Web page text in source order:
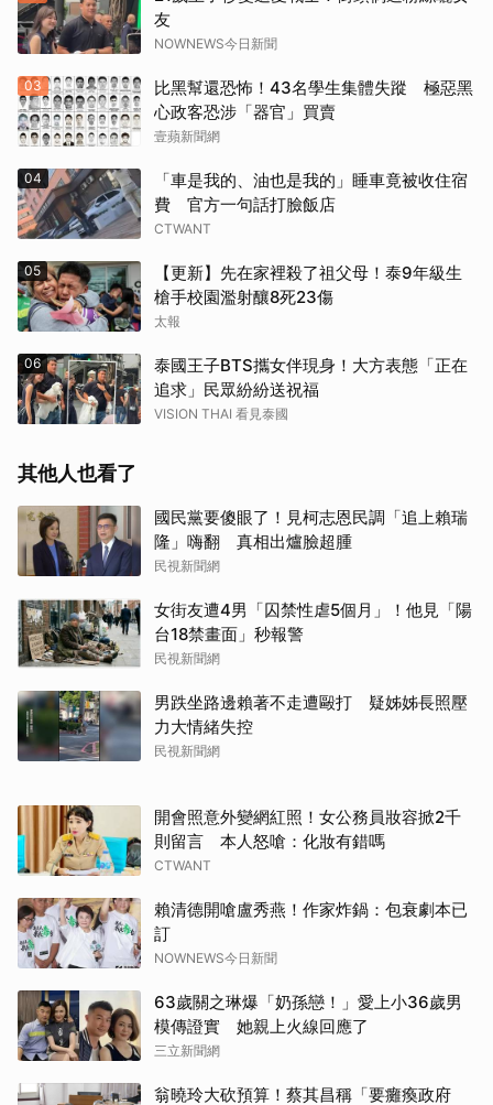
友
NOWNEWS今日新聞
03
比黑幫還恐怖！43名學生集體失蹤 極惡黑
心政客恐涉「器官」買賣
壹蘋新聞網
04
「車是我的、油也是我的」睡車竟被收住宿
費 官方一句話打臉飯店
CTWANT
05
【更新】先在家裡殺了祖父母！泰9年級生
槍手校園濫射釀8死23傷
太報
06
泰國王子BTS攜女伴現身！大方表態「正在
追求」民眾紛紛送祝福
VISION THAI 看見泰國
其他人也看了
國民黨要傻眼了！見柯志恩民調「追上賴瑞
隆」嗨翻 真相出爐臉超腫
民視新聞網
女街友遭4男「囚禁性虐5個月」！他見「陽
台18禁畫面」秒報警
民視新聞網
男跌坐路邊賴著不走遭毆打 疑姊姊長照壓
力大情緒失控
民視新聞網
開會照意外變網紅照！女公務員妝容掀2千
則留言 本人怒嗆：化妝有錯嗎
CTWANT
賴清德開嗆盧秀燕！作家炸鍋：包衰劇本已
訂
NOWNEWS今日新聞
63歲關之琳爆「奶孫戀！」愛上小36歲男
模傳證實 她親上火線回應了
三立新聞網
翁曉玲大砍預算！蔡其昌稱「要癱瘓政府